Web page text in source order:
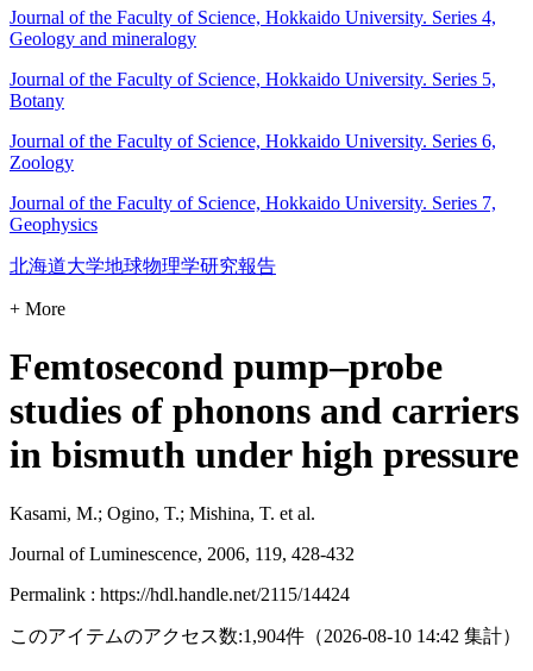
Journal of the Faculty of Science, Hokkaido University. Series 4,
Geology and mineralogy
Journal of the Faculty of Science, Hokkaido University. Series 5,
Botany
Journal of the Faculty of Science, Hokkaido University. Series 6,
Zoology
Journal of the Faculty of Science, Hokkaido University. Series 7,
Geophysics
北海道大学地球物理学研究報告
+ More
Femtosecond pump–probe
studies of phonons and carriers
in bismuth under high pressure
Kasami, M.; Ogino, T.; Mishina, T. et al.
Journal of Luminescence, 2006, 119, 428-432
Permalink : https://hdl.handle.net/2115/14424
このアイテムのアクセス数:1,904件 （2026-08-10 14:42 集計）